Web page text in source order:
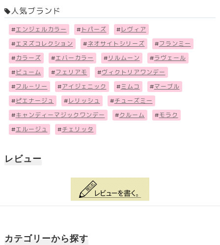
人気ブランド
#エンジェルカラー # トパーズ # レヴィア
#エヌズコレクション #ネオサイトシリーズ #フランミー
# カラーズ #エバーカラー # リルムーン #ラヴェール
# ビューム #フェリアモ #ヴィクトリアワンデー
#フル－リー #アイジェニック # ミムコ #マーブル
# ピエナージュ # レリッシュ #チューズミー
#キャンディーマジックワンデー #クルーム #モラク
#エルージュ #チェリッタ
レビュー
カテゴリーから探す